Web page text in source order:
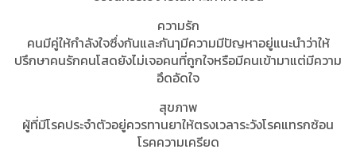
ความรัก
คนมีคู่ให้กำลังใจซึ่งกันและกันๅมีความมีปัญหาอยู่แนะนำว่าให้
ปรึกษาคนรักคนโสดยังไม่เจอคนที่ถูกใจหรือมีคนเข้ามาแต่มีความ
อึดอัดใจ
สุขภาพ
ผู้ที่มีโรคประจำตัวอยู่ควรทานยาให้ตรงเวลาระวังโรคแทรกซ้อน
โรคความเครียด